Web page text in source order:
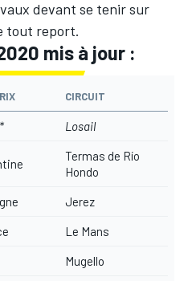
devant se tenir sur
tout report.
mis à jour :
CIRCUIT
Losail
Termas de Río
Hondo
Jerez
Le Mans
Mugello